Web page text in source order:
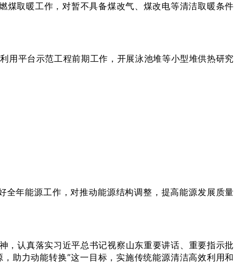
煤取暖工作，对暂不具备煤改气、煤改电等清洁取暖条件
用平台示范工程前期工作，开展泳池堆等小型堆供热研究
年能源工作，对推动能源结构调整，提高能源发展质量
，认真落实习近平总书记视察山东重要讲话、重要指示批
助力动能转换”这一目标，实施传统能源清洁高效利用和